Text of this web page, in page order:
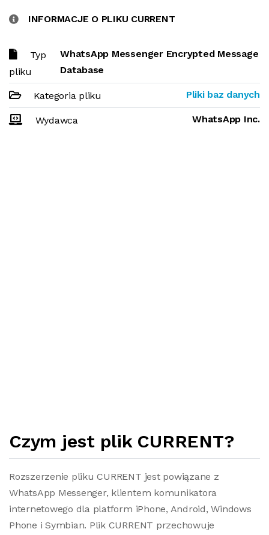
INFORMACJE O PLIKU CURRENT
Typ
pliku
WhatsApp Messenger Encrypted Message
Database
Kategoria pliku Pliki baz danych
Wydawca WhatsApp Inc.
Czym jest plik CURRENT?
Rozszerzenie pliku CURRENT jest powiązane z
WhatsApp Messenger, klientem komunikatora
internetowego dla platform iPhone, Android, Windows
Phone i Symbian. Plik CURRENT przechowuje